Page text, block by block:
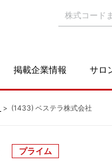
掲載企業情報 サロ
(1433) ベステラ株式会社
プライム